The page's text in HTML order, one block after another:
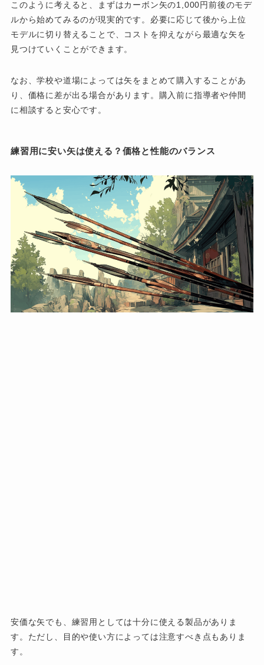
このように考えると、まずはカーボン矢の1,000円前後のモデ
ルから始めてみるのが現実的です。必要に応じて後から上位
モデルに切り替えることで、コストを抑えながら最適な矢を
見つけていくことができます。
なお、学校や道場によっては矢をまとめて購入することがあ
り、価格に差が出る場合があります。購入前に指導者や仲間
に相談すると安心です。
練習用に安い矢は使える？価格と性能のバランス
安価な矢でも、練習用としては十分に使える製品がありま
す。ただし、目的や使い方によっては注意すべき点もありま
す。